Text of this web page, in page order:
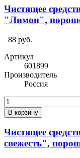
Чистящее
"Лимон",
88 руб.
Артикул
601899
Производитель
Россия
В корзину
Чистящее
свежесть",